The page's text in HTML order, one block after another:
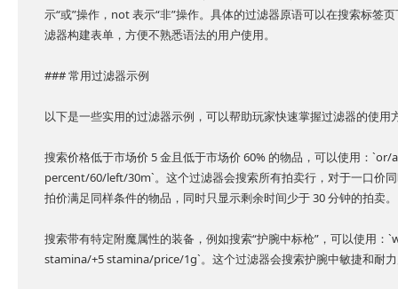
示“或”操作，not 表示“非”操作。具体的过滤器原语可以在搜索标签
滤器构建表单，方便不熟悉语法的用户使用。
### 常用过滤器示例
以下是一些实用的过滤器示例，可以帮助玩家快速掌握过滤器的使用
搜索价格低于市场价 5 金且低于市场价 60% 的物品，可以使用
percent/60/left/30m`。这个过滤器会搜索所有拍卖行，对于一口价
拍价满足同样条件的物品，同时只显示剩余时间少于 30 分钟的拍卖。
搜索带有特定附魔属性的装备，例如搜索“护腕中标枪”，可以使用
stamina/+5 stamina/price/1g`。这个过滤器会搜索护腕中敏捷和耐